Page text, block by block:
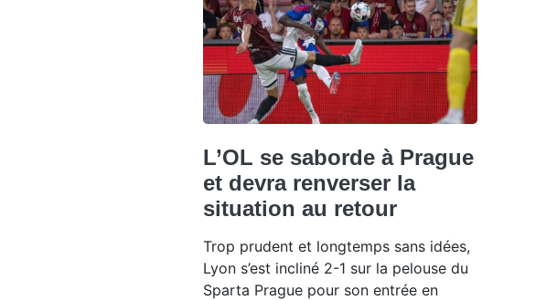
L’OL se saborde à Prague
et devra renverser la
situation au retour
Trop prudent et longtemps sans idées,
Lyon s’est incliné 2-1 sur la pelouse du
Sparta Prague pour son entrée en